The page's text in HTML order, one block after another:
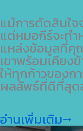
แม้การตัดสินใ
แต่หมอกีร์จะท
แหล่งข้อมูลที่คุ
เขาพร้อมเคีย
ให้ทุกก้าวของก
ผลลัพธ์ที่ดีที่สุด
อ่านเพิ่มเติม⭢